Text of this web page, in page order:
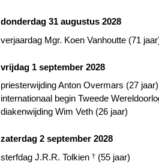
donderdag 31 augustus 2028
verjaardag Mgr. Koen Vanhoutte (71
vrijdag 1 september 2028
priesterwijding Anton Overmars (27 jaar)
internationaal begin Tweede
diakenwijding Wim Veth (26 jaar)
zaterdag 2 september 2028
sterfdag J.R.R. Tolkien † (55 jaar)